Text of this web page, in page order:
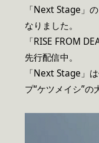
「Next Stage」
なりました。
「RISE FROM
先行配信中。
「Next Stage」
プ“ケツメイシ”の